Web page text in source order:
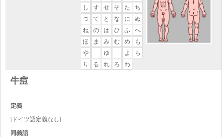
し
す せ そ た
ち
つ
て と な に
ぬ
ね
の は ひ ふ
へ
ほ
ま み む め
も
や
ゆ よ
ら
り
る れ ろ わ
牛痘
定義
[ドイツ語定義なし]
同義語